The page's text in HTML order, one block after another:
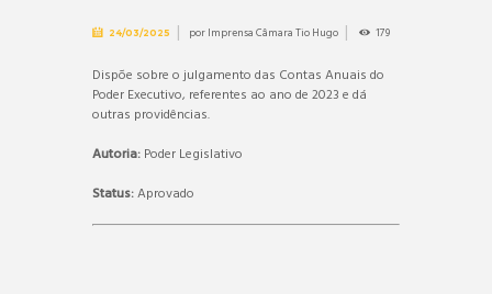
24/03/2025 porImprensa Câmara Tio Hugo 179
Dispõe sobre o julgamento das Contas Anuais do
Poder Executivo, referentes ao ano de 2023 e dá
outras providências.
Autoria: Poder Legislativo
Status:Aprovado